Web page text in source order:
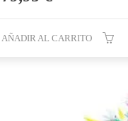
AÑADIR AL CARRITO